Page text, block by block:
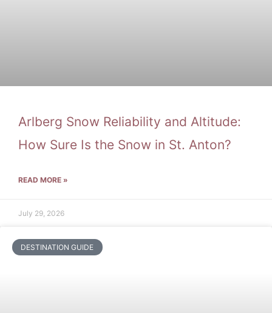
Arlberg Snow Reliability and Altitude:
How Sure Is the Snow in St. Anton?
READ MORE »
July 29, 2026
DESTINATION GUIDE